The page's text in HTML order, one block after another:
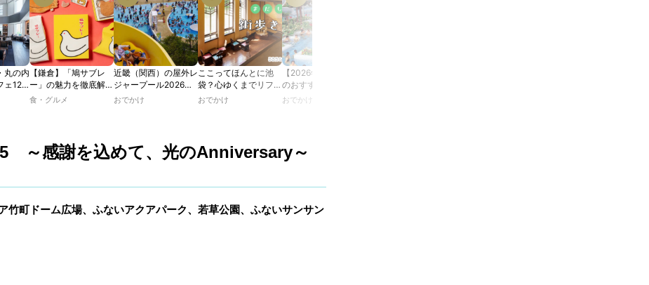
丸の内
ェ12
たり
【鎌倉】「鳩サブレ
ー」の魅力を徹底解
説！ 定番商品から限
食・グルメ
近畿（関西）の屋外レ
ジャープール2026！
ウォータースライダー
おでかけ
ここってほんとに池
袋？心ゆくまでリフレ
ッシュできる池袋・街
おでかけ
【2026年最新】関東
のおすすめの屋内プー
ル人気10選
おでかけ
～感謝を込めて、光のAnniversary～
竹町ドーム広場、ふないアクアパーク、若草公園、ふないサンサン